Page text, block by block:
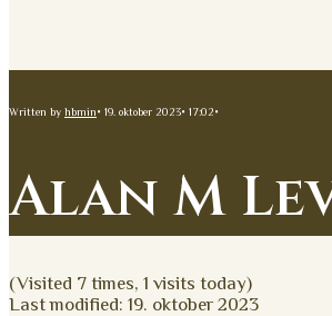
Written by hbmin• 19. oktober 2023• 17:02•
Alan M
(Visited 7 times, 1 visits today)
Last modified: 19. oktober 2023